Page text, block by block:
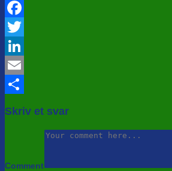
Facebook
Twitter
LinkedIn
Email
Skriv et svar
Comment